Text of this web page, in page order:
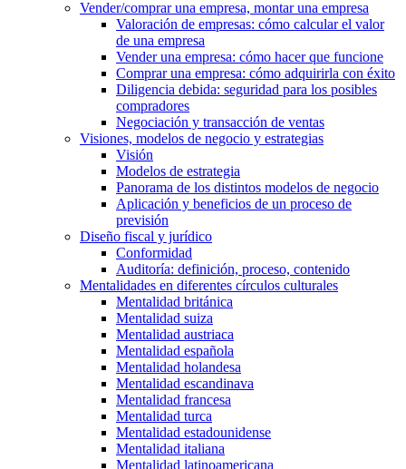
Vender/comprar una empresa, montar una empresa
Valoración de empresas: cómo calcular el valor
de una empresa
Vender una empresa: cómo hacer que funcione
Comprar una empresa: cómo adquirirla con éxito
Diligencia debida: seguridad para los posibles
compradores
Negociación y transacción de ventas
Visiones, modelos de negocio y estrategias
Visión
Modelos de estrategia
Panorama de los distintos modelos de negocio
Aplicación y beneficios de un proceso de
previsión
Diseño fiscal y jurídico
Conformidad
Auditoría: definición, proceso, contenido
Mentalidades en diferentes círculos culturales
Mentalidad británica
Mentalidad suiza
Mentalidad austriaca
Mentalidad española
Mentalidad holandesa
Mentalidad escandinava
Mentalidad francesa
Mentalidad turca
Mentalidad estadounidense
Mentalidad italiana
Mentalidad latinoamericana